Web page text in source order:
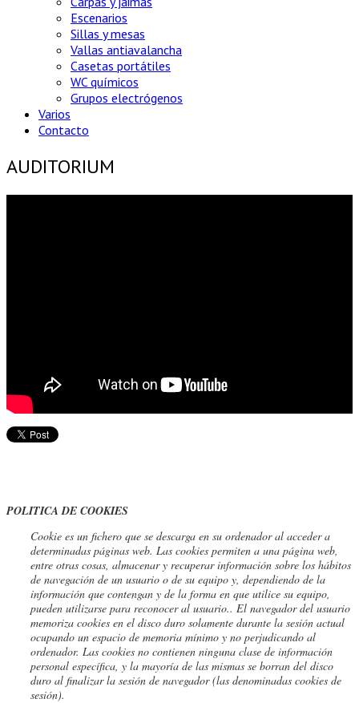
Escenarios
Sillas y mesas
Vallas antiavalancha
Casetas portátiles
WC químicos
Grupos electrógenos
Varios
Contacto
AUDITORIUM
POLITICA DE COOKIES
Cookie es un fichero que se descarga en su ordenador al acceder a
determinadas páginas web. Las cookies permiten a una página web,
entre otras cosas, almacenar y recuperar información sobre los hábitos
de navegación de un usuario o de su equipo y, dependiendo de la
información que contengan y de la forma en que utilice su equipo,
pueden utilizarse para reconocer al usuario.. El navegador del usuario
memoriza cookies en el disco duro solamente durante la sesión actual
ocupando un espacio de memoria mínimo y no perjudicando al
ordenador. Las cookies no contienen ninguna clase de información
personal específica, y la mayoría de las mismas se borran del disco
duro al finalizar la sesión de navegador (las denominadas cookies de
sesión).